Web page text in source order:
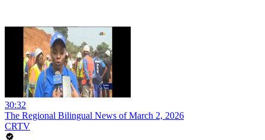
30:32
The Regional Bilingual News of March 2, 2026
CRTV